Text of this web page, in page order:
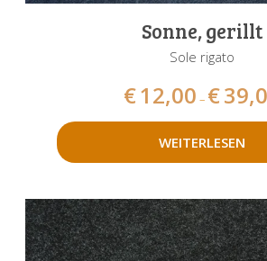
Sonne, gerillt
Sole rigato
€12,00 – €
WEITERLESEN